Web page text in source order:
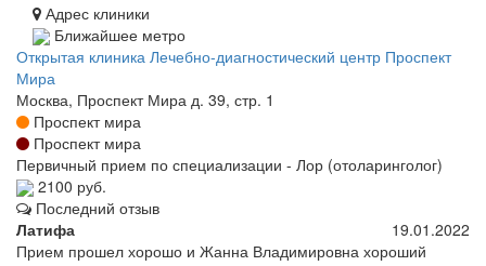
Адрес клиники
Ближайшее метро
Открытая клиника Лечебно-диагностический центр Проспект
Мира
Москва, Проспект Мира д. 39, стр. 1
Проспект мира
Проспект мира
Первичный прием по специализации - Лор (отоларинголог)
2100 руб.
Последний отзыв
Латифа
19.01.2022
Прием прошел хорошо и Жанна Владимировна хороший